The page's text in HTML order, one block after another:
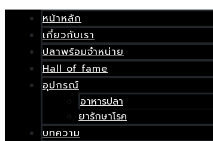
content
หน้าหลัก
เกี่ยวกับเรา
ปลาพร้อมจำหน่าย
Hall of fame
อุปกรณ์
อาหารปลา
ยารักษาโรค
บทความ